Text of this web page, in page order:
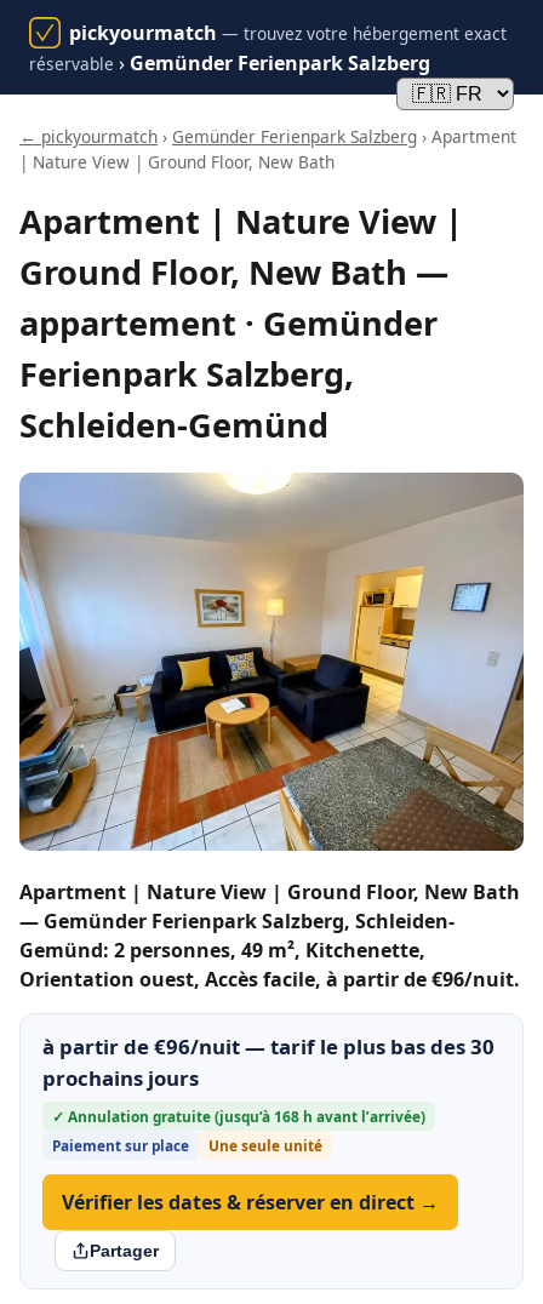
pickyourmatch — trouvez votre hébergement exact
réservable › Gemünder Ferienpark Salzberg
← pickyourmatch › Gemünder Ferienpark Salzberg › Apartment
| Nature View | Ground Floor, New Bath
Apartment | Nature View |
Ground Floor, New Bath —
appartement · Gemünder
Ferienpark Salzberg,
Schleiden-Gemünd
Apartment | Nature View | Ground Floor, New Bath
— Gemünder Ferienpark Salzberg, Schleiden-
Gemünd: 2 personnes, 49 m², Kitchenette,
Orientation ouest, Accès facile, à partir de €96/nuit.
à partir de €96/nuit — tarif le plus bas des 30
prochains jours
✓ Annulation gratuite (jusqu’à 168 h avant l’arrivée)
Paiement sur place
Une seule unité
Vérifier les dates & réserver en direct →
Partager